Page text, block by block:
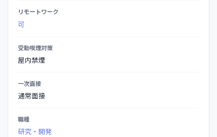
リモートワーク
可
受動喫煙対策
屋内禁煙
一次面接
通常面接
職種
研究・開発